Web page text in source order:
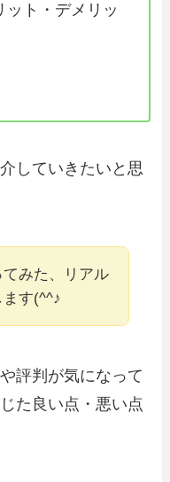
ト・デメリッ
していきたいと思
みた、リアル
す(^^♪
評判が気になって
た良い点・悪い点